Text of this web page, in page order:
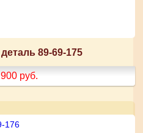
89-69-175
руб.